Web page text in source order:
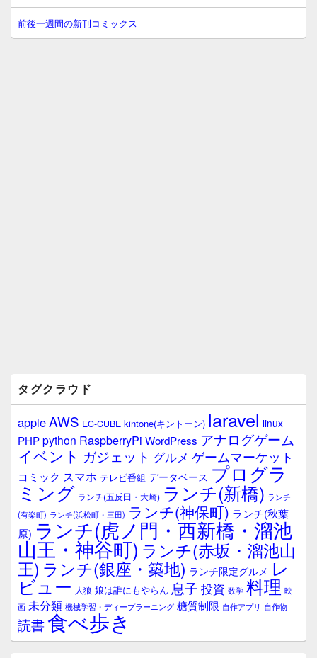
b
o
ン
サ
イ
前後一週間の新刊コミックス
タグクラウド
appleAWS EC-CUBE kintone(キントーン) laravel linux
PHPpython RaspberryPi WordPress アナログゲーム
イベント ガジェット グルメ ゲームマーケット
コミック スマホ テレビ番組 データベース プログラ
ミング ランチ(五反田・大崎) ランチ(新橋) ランチ
(有楽町) ランチ(浜松町・三田) ランチ(神保町) ランチ(秋葉
原) ランチ(虎ノ門・西新橋・溜池
山王・神谷町) ランチ(赤坂・溜池山
王) ランチ(銀座・築地) ランチ限定グルメ レ
ビュー 人狼 娘は誰にもやらん 息子 投資 数学 料理 映
画 未分類 機械学習・ディープラーニング 糖質制限 自作アプリ 自作物
読書食べ歩き